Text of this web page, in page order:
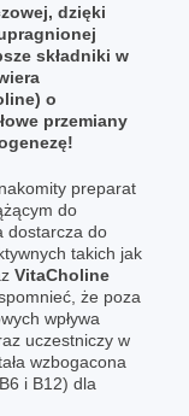
dzięki
składniki w
o
przemiany
preparat
do
dostarcza do
takich jak
VitaCholine
że poza
wpływa
uczestniczy w
wzbogacona
i B12) dla